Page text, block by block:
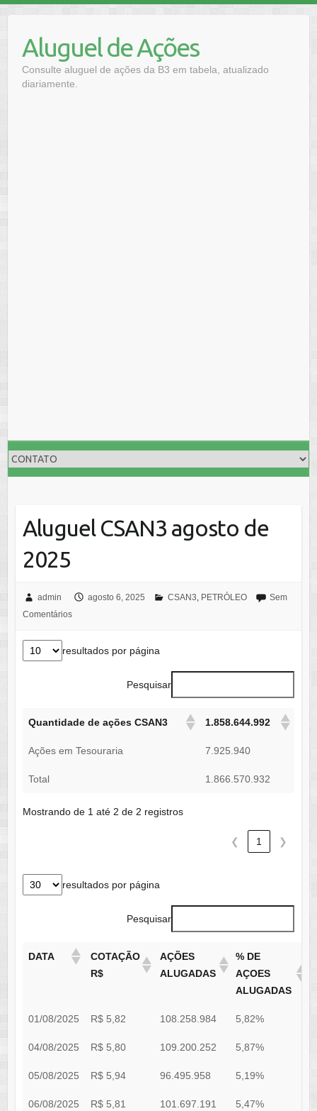
contentAluguel de Ações
Consulte aluguel de ações da B3 em tabela, atualizado
diariamente.
Aluguel CSAN3 agosto de
2025
admin agosto 6, 2025 CSAN3, PETRÓLEO
Sem
Comentários
resultados por página
Pesquisar
Quantidade de ações CSAN3 1.858.644.992
Ações em Tesouraria 7.925.940
Total 1.866.570.932
Mostrando de 1 até 2 de 2 registros
❮ 1 ❯
resultados por página
Pesquisar
DATA
COTAÇÃO
R$
AÇÕES
ALUGADAS
% DE
AÇOES
ALUGADAS
01/08/2025 R$ 5,82 108.258.984 5,82%
04/08/2025 R$ 5,80 109.200.252 5,87%
05/08/2025 R$ 5,94 96.495.958 5,19%
06/08/2025 R$ 5,81 101.697.191 5,47%